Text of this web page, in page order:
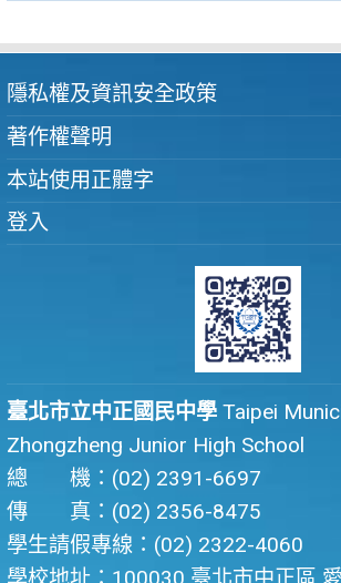
隱私權及資訊安全政策
著作權聲明
本站使用正體字
登入
臺北市立中正國民中學 Taipei
Zhongzheng Junior High School
總 機：(02) 2391-6697
傳 真：(02) 2356-8475
學生請假專線：(02) 2322-4060
學校地址：100030 臺北市中正區